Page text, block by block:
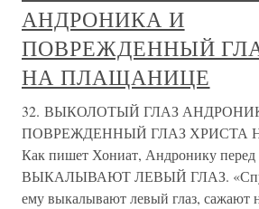
АНДРОНИКА И
ПОВРЕЖДЕННЫЙ
НА ПЛАЩАНИЦЕ
32. ВЫКОЛОТЫЙ ГЛАЗ
ПОВРЕЖДЕННЫЙ ГЛАЗ
Как пишет Хониат, Андронику перед
ВЫКАЛЫВАЮТ ЛЕВЫЙ ГЛАЗ.
ему выкалывают левый глаз, сажают